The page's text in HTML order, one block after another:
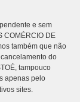
e sem
COMÉRCIO DE
também que não
do
tampouco
apenas pelo
sites.